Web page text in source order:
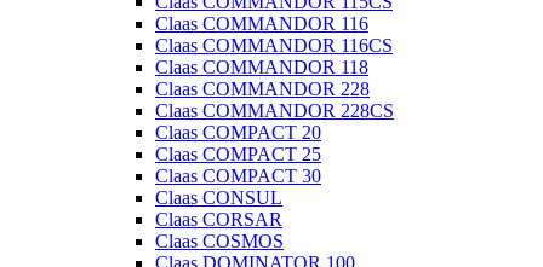
Claas COMMANDOR 116
Claas COMMANDOR 116CS
Claas COMMANDOR 118
Claas COMMANDOR 228
Claas COMMANDOR 228CS
Claas COMPACT 20
Claas COMPACT 25
Claas COMPACT 30
Claas CONSUL
Claas CORSAR
Claas COSMOS
Claas DOMINATOR 100